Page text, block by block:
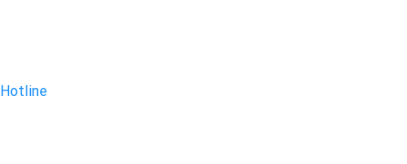
Hotline